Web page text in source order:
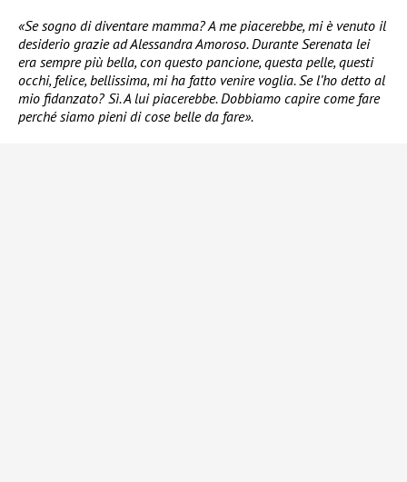
«Se sogno di diventare mamma? A me piacerebbe, mi è venuto il
desiderio grazie ad Alessandra Amoroso. Durante Serenata lei
era sempre più bella, con questo pancione, questa pelle, questi
occhi, felice, bellissima, mi ha fatto venire voglia. Se l’ho detto al
mio fidanzato? Sì. A lui piacerebbe. Dobbiamo capire come fare
perché siamo pieni di cose belle da fare».